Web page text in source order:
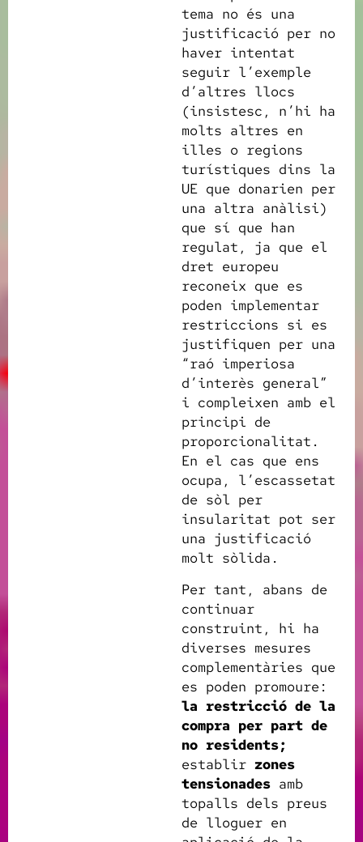
tema no és una
justificació per no
haver intentat
seguir l’exemple
d’altres llocs
(insistesc, n’hi ha
molts altres en
illes o regions
turístiques dins la
UE que donarien per
una altra anàlisi)
que sí que han
regulat, ja que el
dret europeu
reconeix que es
poden implementar
restriccions si es
justifiquen per una
“raó imperiosa
d’interès general”
i compleixen amb el
principi de
proporcionalitat.
En el cas que ens
ocupa, l’escassetat
de sòl per
insularitat pot ser
una justificació
molt sòlida.
Per tant, abans de
continuar
construint, hi ha
diverses mesures
complementàries que
es poden promoure:
la restricció de la
compra per part de
no residents;
establir zones
tensionades amb
topalls dels preus
de lloguer en